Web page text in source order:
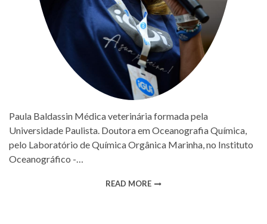
Paula Baldassin Médica veterinária formada pela
Universidade Paulista. Doutora em Oceanografia Química,
pelo Laboratório de Química Orgânica Marinha, no Instituto
Oceanográfico -…
READ MORE